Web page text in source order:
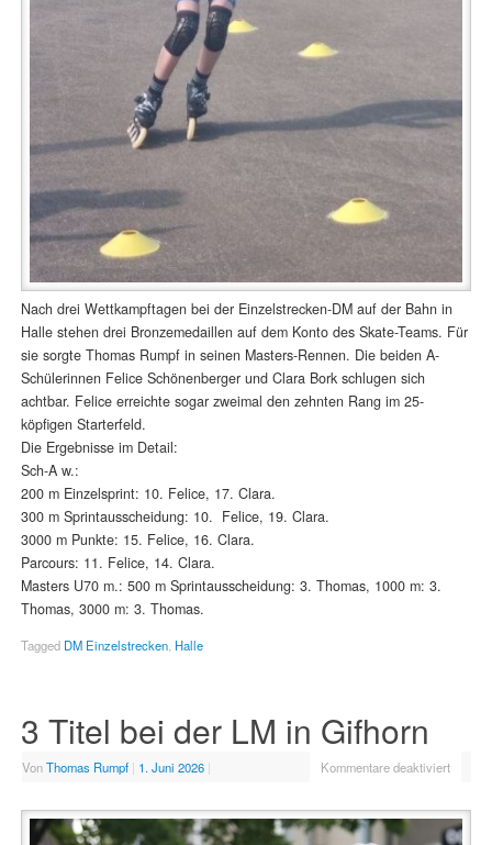
Nach drei Wettkampftagen bei der Einzelstrecken-DM auf der Bahn in
Halle stehen drei Bronzemedaillen auf dem Konto des Skate-Teams. Für
sie sorgte Thomas Rumpf in seinen Masters-Rennen. Die beiden A-
Schülerinnen Felice Schönenberger und Clara Bork schlugen sich
achtbar. Felice erreichte sogar zweimal den zehnten Rang im 25-
köpfigen Starterfeld.
Die Ergebnisse im Detail:
Sch-A w.:
200 m Einzelsprint: 10. Felice, 17. Clara.
300 m Sprintausscheidung: 10. Felice, 19. Clara.
3000 m Punkte: 15. Felice, 16. Clara.
Parcours: 11. Felice, 14. Clara.
Masters U70 m.: 500 m Sprintausscheidung: 3. Thomas, 1000 m: 3.
Thomas, 3000 m: 3. Thomas.
Tagged DM Einzelstrecken, Halle
3 Titel bei der LM in Gifhorn
VonThomas Rumpf | 1. Juni 2026 | Kommentare deaktiviert